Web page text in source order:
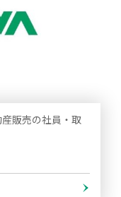
販売の社員・取